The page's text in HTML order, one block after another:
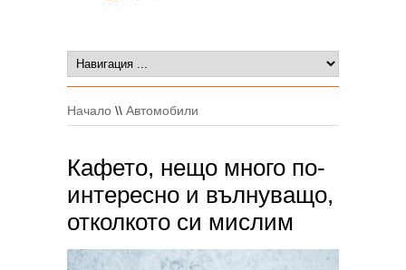
Начало \\ Автомобили
Кафето, нещо много по-
интересно и вълнуващо,
отколкото си мислим